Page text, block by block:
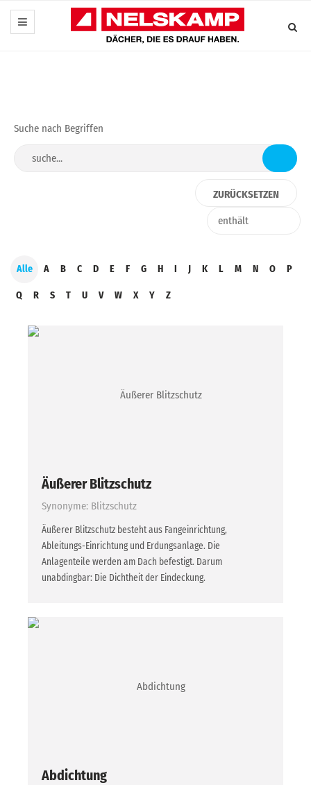
Suche nach Begriffen
Alle A B C D E F G H I J K L M N O P
Q R S T U V W X Y Z
Äußerer Blitzschutz
Synonyme: Blitzschutz
Äußerer Blitzschutz besteht aus Fangeinrichtung,
Ableitungs-Einrichtung und Erdungsanlage. Die
Anlagenteile werden am Dach befestigt. Darum
unabdingbar: Die Dichtheit der Eindeckung.
Abdichtung